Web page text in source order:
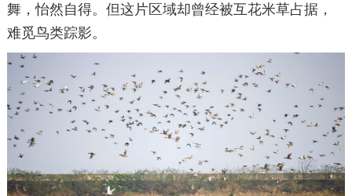
舞，怡然自得。但这片区域却曾经被互花米草占据，
难觅鸟类踪影。